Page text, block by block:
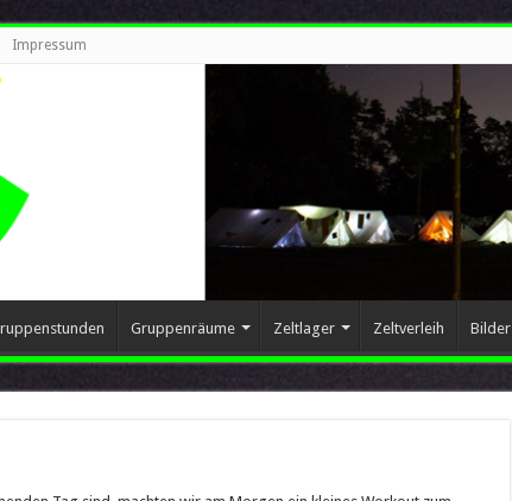
Impressum
Gruppenräume Zeltlager Zeltverleih Bilder